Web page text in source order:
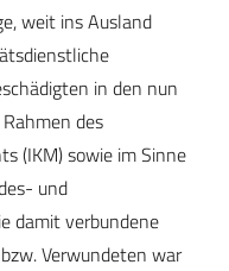
weit ins Ausland
in den nun
des
(IKM) sowie im Sinne
und
damit verbundene
Verwundeten war